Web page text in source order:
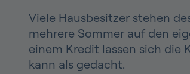
Viele Hausbesitzer stehen
mehrere Sommer auf den
einem Kredit lassen sich die
kann als gedacht.